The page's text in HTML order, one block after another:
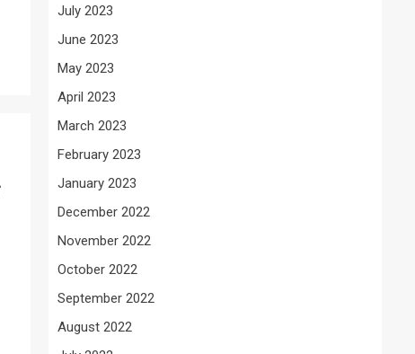
July 2023
June 2023
May 2023
April 2023
March 2023
February 2023
January 2023
December 2022
November 2022
October 2022
September 2022
August 2022